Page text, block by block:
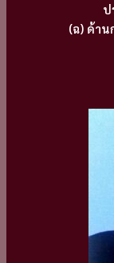
ป
(ฉ) ด้า